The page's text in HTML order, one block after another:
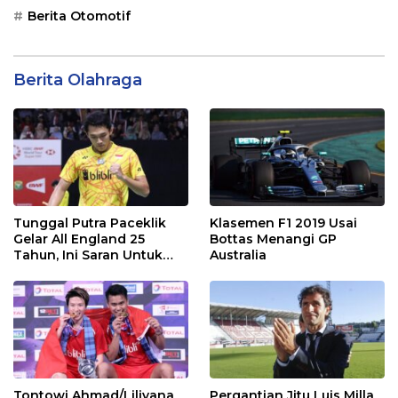
Berita Otomotif
Berita Olahraga
Tunggal Putra Paceklik
Gelar All England 25
Tahun, Ini Saran Untuk
Klasemen F1 2019 Usai
Bottas Menangi GP
Australia